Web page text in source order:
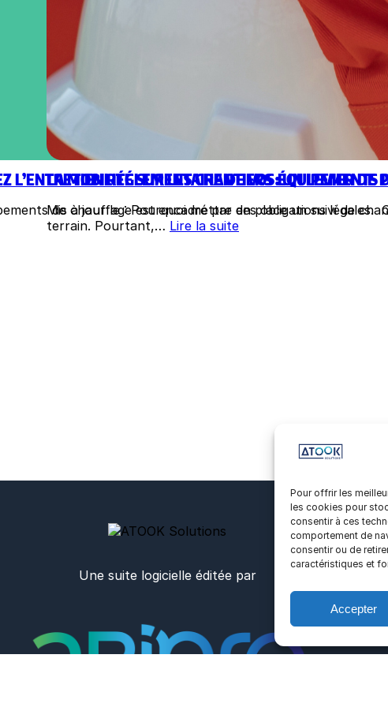
Pour offrir les
les cookies pour
consentir à ces
comportement de
consentir ou de
caractéristiques et
Accepter
L’ENTRETIEN RÉGLEMENTAIRE DE VOS ÉQUIPEMENTS
de chauffage est encadré par des obligations
LA MOBILITÉ SUR LES CHANTIERS : UN LEVIER
Mis à jour le : Pourquoi mettre en place un suivi de
terrain. Pourtant,… Lire la suite
Une suite logicielle éditée par